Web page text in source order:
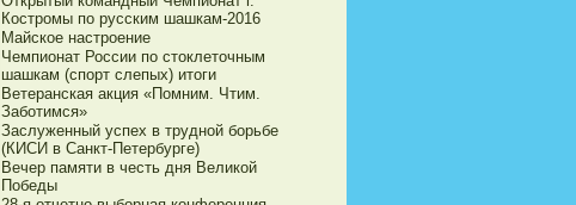
Костромы по русским шашкам-2016
Майское настроение
Чемпионат России по стоклеточным
шашкам (спорт слепых) итоги
Ветеранская акция «Помним. Чтим.
Заботимся»
Заслуженный успех в трудной борьбе
(КИСИ в Санкт-Петербурге)
Вечер памяти в честь дня Великой
Победы